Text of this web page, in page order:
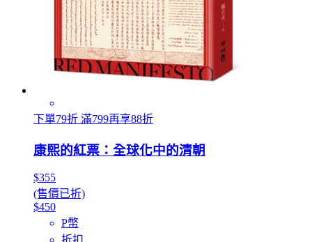
下單79折 滿799再享88折
康熙的紅票：全球化中的清朝
$355
(售價已折)
$450
P幣
折扣